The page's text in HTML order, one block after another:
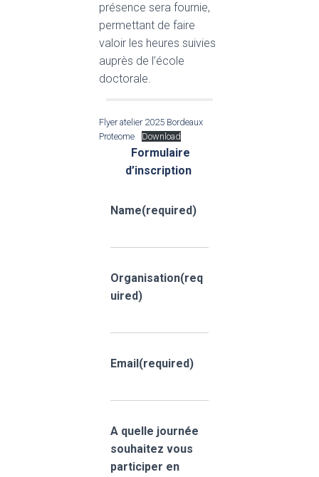
présence sera fournie,
permettant de faire
valoir les heures suivies
auprès de l’école
doctorale.
Flyer atelier 2025 Bordeaux
Proteome
Download
Formulaire
d’inscription
Name(required)
Organisation(req
uired)
Email(required)
A quelle journée
souhaitez vous
participer en